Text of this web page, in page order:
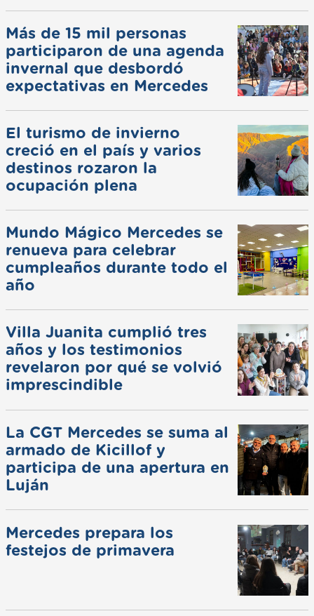
Más de 15 mil personas
participaron de una agenda
invernal que desbordó
expectativas en Mercedes
El turismo de invierno
creció en el país y varios
destinos rozaron la
ocupación plena
Mundo Mágico Mercedes se
renueva para celebrar
cumpleaños durante todo el
año
Villa Juanita cumplió tres
años y los testimonios
revelaron por qué se volvió
imprescindible
La CGT Mercedes se suma al
armado de Kicillof y
participa de una apertura en
Luján
Mercedes prepara los
festejos de primavera